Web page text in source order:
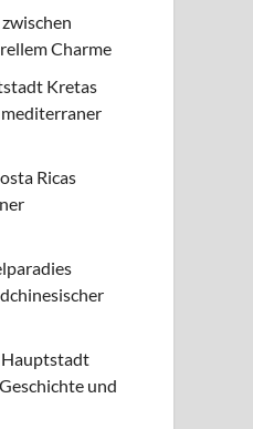
Charme
Kretas
Ricas
und